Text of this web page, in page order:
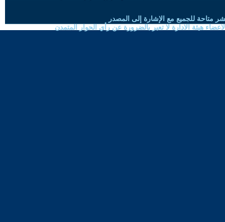
متاحة للجميع مع الإشارة إلى المصدر
هيئة الادارة لا تعبر بالضرورة عن رأي الحوار المتمدن